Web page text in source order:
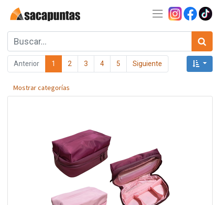
Anterior 1 2 3 4 5 Siguiente
Mostrar categorías